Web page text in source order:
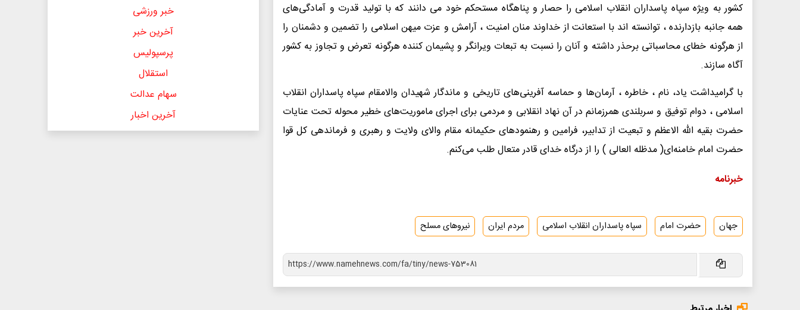
کشور به ویژه سپاه پاسداران انقلاب اسلامی را حصار و پناهگاه مستحکم خود می دانند که با تولید قدرت و آمادگی‌های
همه جانبه بازدارنده ، توانسته اند با استعانت از خداوند منان امنیت ، آرامش و عزت میهن اسلامی را تضمین و دشمنان را
از هرگونه خطای محاسباتی برحذر داشته و آنان را نسبت به تبعات ویرانگر و پشیمان کننده هرگونه تعرض و تجاوز به کشور
آگاه سازند.
با گرامیداشت یاد، نام ، خاطره ، آرمان‌ها و حماسه آفرینی‌های تاریخی و ماندگار شهیدان والامقام سپاه پاسداران انقلاب
اسلامی ، دوام توفیق و سربلندی همرزمانم در آن نهاد انقلابی و مردمی برای اجرای ماموریت‌های خطیر محوله تحت عنایات
حضرت بقیه الله الاعظم و تبعیت از تدابیر، فرامین و رهنمودهای حکیمانه مقام والای ولایت و رهبری و فرماندهی کل قوا
حضرت امام خامنه‌ای( مدظله العالی )‌ را از درگاه خدای قادر متعال طلب می‌کنم.
خبرنامه
جهان حضرت امام سپاه پاسداران انقلاب اسلامی مردم ایران نیروهای مسلح
خبر ورزشی
آخرین خبر
پرسپولیس
استقلال
سهام عدالت
آخرین اخبار